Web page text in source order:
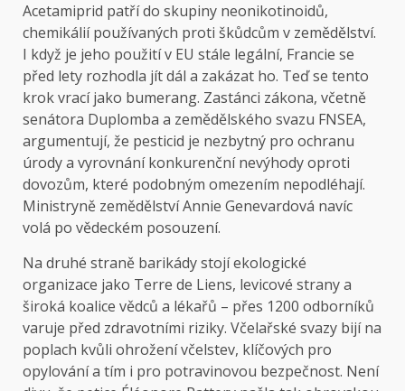
Acetamiprid patří do skupiny neonikotinoidů,
chemikálií používaných proti škůdcům v zemědělství.
I když je jeho použití v EU stále legální, Francie se
před lety rozhodla jít dál a zakázat ho. Teď se tento
krok vrací jako bumerang. Zastánci zákona, včetně
senátora Duplomba a zemědělského svazu FNSEA,
argumentují, že pesticid je nezbytný pro ochranu
úrody a vyrovnání konkurenční nevýhody oproti
dovozům, které podobným omezením nepodléhají.
Ministryně zemědělství Annie Genevardová navíc
volá po vědeckém posouzení.
Na druhé straně barikády stojí ekologické
organizace jako Terre de Liens, levicové strany a
široká koalice vědců a lékařů – přes 1200 odborníků
varuje před zdravotními riziky. Včelařské svazy bijí na
poplach kvůli ohrožení včelstev, klíčových pro
opylování a tím i pro potravinovou bezpečnost. Není